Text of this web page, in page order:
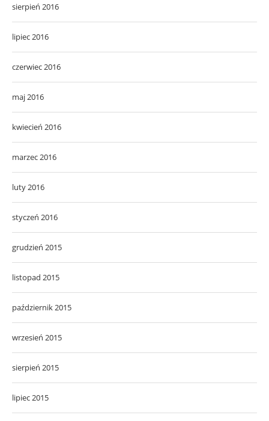
sierpień 2016
lipiec 2016
czerwiec 2016
maj 2016
kwiecień 2016
marzec 2016
luty 2016
styczeń 2016
grudzień 2015
listopad 2015
październik 2015
wrzesień 2015
sierpień 2015
lipiec 2015